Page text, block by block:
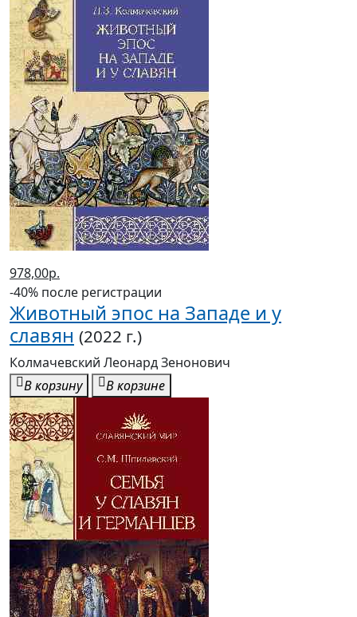
978,00р.
-40% после регистрации
Животный эпос на Западе и у
славян (2022 г.)
Колмачевский Леонард Зенонович
В корзину
В корзине